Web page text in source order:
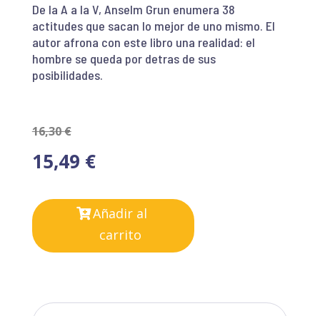
De la A a la V, Anselm Grun enumera 38
actitudes que sacan lo mejor de uno mismo. El
autor afrona con este libro una realidad: el
hombre se queda por detras de sus
posibilidades.
16,30€
15,49 €
Añadir al
carrito